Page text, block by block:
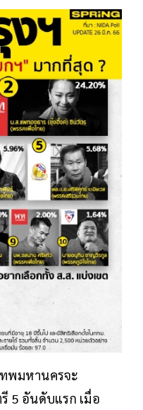
พมหานครจะ
5 อันดับแรก เมื่อ